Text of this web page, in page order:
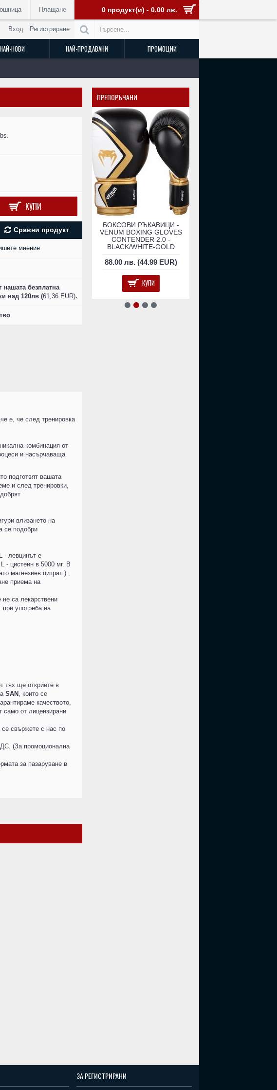
Плащане 0 продукт(и) - 0.00 лв.
Вход Регистриране
НАЙ-НОВИ НАЙ-ПРОДАВАНИ ПРОМОЦИИ
ПРЕПОРЪЧАНИ
FIGHTERS - БОКСОВИ
ЕСТЕСТВЕНА
КОЖА - CAMO RED
БОКСОВИ РЪКАВИЦИ -
VENUM BOXING GLOVES
CONTENDER 2.0 -
BLACK/WHITE-GOLD
88.00 лв. (44.99 EUR)
КУПИ
КУПИ
Сравни продукт
мнение
нашата безплатна
над 120лв (61,36 EUR).
е, че след тренировка
комбинация от
и насърчаваща
подготвят вашата
и след тренировки,
влизането на
се подобри
- левцинът е
- цистеин в 5000 мг. В
магнезиев цитрат ) ,
приема на
са лекарствени
при употреба на
тях ще откриете в
SAN , които се
качеството,
само от лицензирани
свържете с нас по
(За промоционална
за пазаруване в
ЗА РЕГИСТРИРАНИ